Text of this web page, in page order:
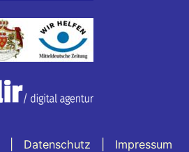
Datenschutz Impressum